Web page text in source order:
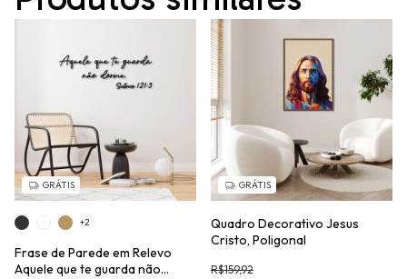
GRÁTIS
Frase de Parede em Relevo
Aquele que te guarda não
+2
GRÁTIS
Quadro Decorativo Jesus
Cristo, Poligonal
R$159,92